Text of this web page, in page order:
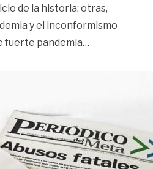
de la historia; otras,
y el inconformismo
fuerte pandemia…